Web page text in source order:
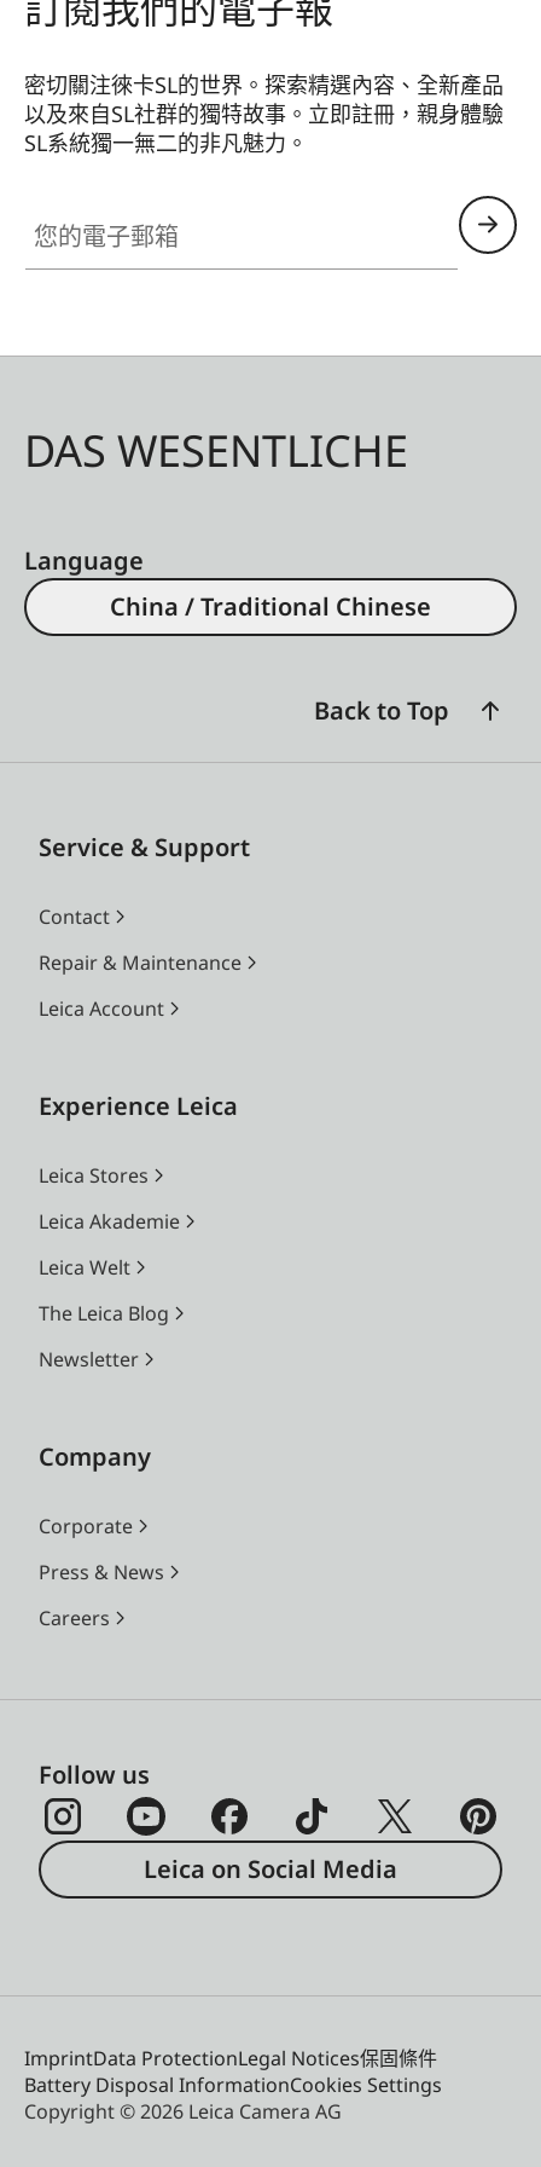
密切關注徠卡SL的世界。探索精選內容、全新產品
以及來自SL社群的獨特故事。立即註冊，親身體驗
SL系統獨一無二的非凡魅力。
DAS WESENTLICHE
Language
China / Traditional Chinese
Back to Top
Service & Support
Contact
Repair & Maintenance
Leica Account
Experience Leica
Leica Stores
Leica Akademie
Leica Welt
The Leica Blog
Newsletter
Company
Corporate
Press & News
Careers
Follow us
Leica on Social Media
ImprintData ProtectionLegal Notices保固條件
Battery Disposal InformationCookies Settings
Copyright © 2026 Leica Camera AG